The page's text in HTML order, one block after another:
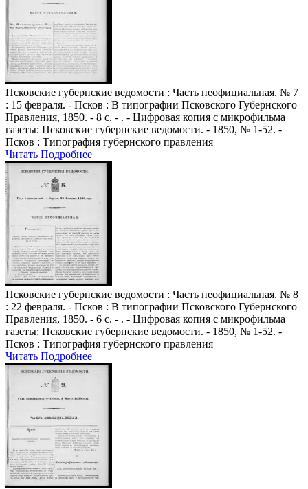
Псковские губернские ведомости : Часть неофициальная. № 7
: 15 февраля. - Псков : В типографии Псковского Губернского
Правления, 1850. - 8 с. - . - Цифровая копия с микрофильма
газеты: Псковские губернские ведомости. - 1850, № 1-52. -
Псков : Типография губернского правления
Читать Подробнее
Псковские губернские ведомости : Часть неофициальная. № 8
: 22 февраля. - Псков : В типографии Псковского Губернского
Правления, 1850. - 6 с. - . - Цифровая копия с микрофильма
газеты: Псковские губернские ведомости. - 1850, № 1-52. -
Псков : Типография губернского правления
Читать Подробнее